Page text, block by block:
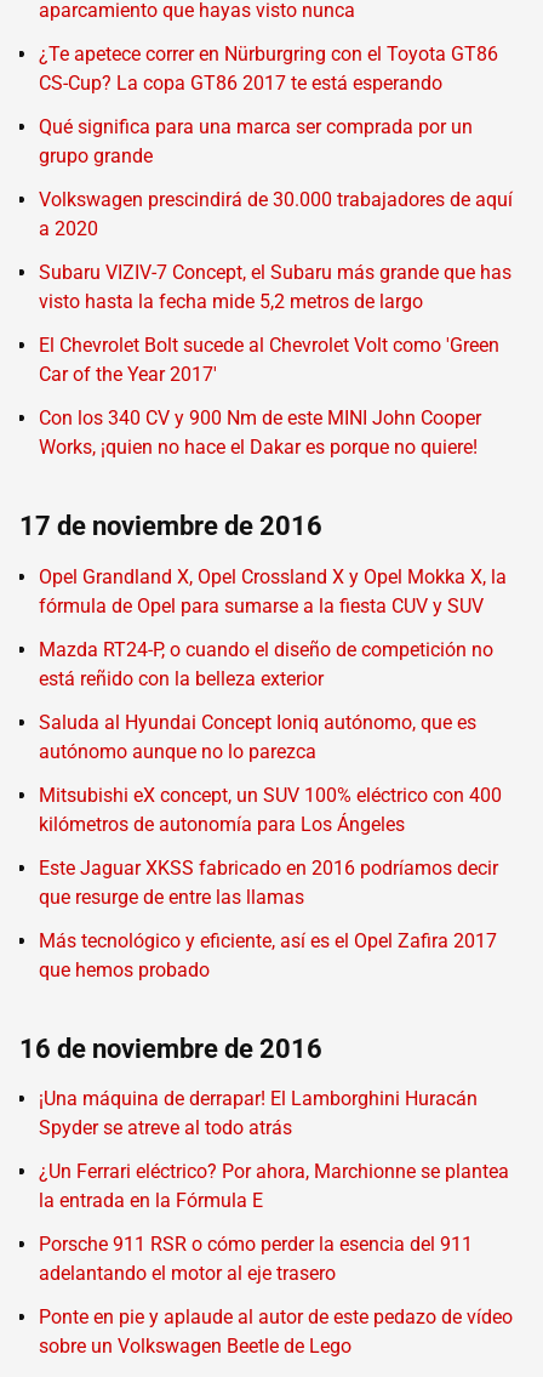
aparcamiento que hayas visto nunca
¿Te apetece correr en Nürburgring con el Toyota GT86
CS-Cup? La copa GT86 2017 te está esperando
Qué significa para una marca ser comprada por un
grupo grande
Volkswagen prescindirá de 30.000 trabajadores de aquí
a 2020
Subaru VIZIV-7 Concept, el Subaru más grande que has
visto hasta la fecha mide 5,2 metros de largo
El Chevrolet Bolt sucede al Chevrolet Volt como 'Green
Car of the Year 2017'
Con los 340 CV y 900 Nm de este MINI John Cooper
Works, ¡quien no hace el Dakar es porque no quiere!
17 de noviembre de 2016
Opel Grandland X, Opel Crossland X y Opel Mokka X, la
fórmula de Opel para sumarse a la fiesta CUV y SUV
Mazda RT24-P, o cuando el diseño de competición no
está reñido con la belleza exterior
Saluda al Hyundai Concept Ioniq autónomo, que es
autónomo aunque no lo parezca
Mitsubishi eX concept, un SUV 100% eléctrico con 400
kilómetros de autonomía para Los Ángeles
Este Jaguar XKSS fabricado en 2016 podríamos decir
que resurge de entre las llamas
Más tecnológico y eficiente, así es el Opel Zafira 2017
que hemos probado
16 de noviembre de 2016
¡Una máquina de derrapar! El Lamborghini Huracán
Spyder se atreve al todo atrás
¿Un Ferrari eléctrico? Por ahora, Marchionne se plantea
la entrada en la Fórmula E
Porsche 911 RSR o cómo perder la esencia del 911
adelantando el motor al eje trasero
Ponte en pie y aplaude al autor de este pedazo de vídeo
sobre un Volkswagen Beetle de Lego